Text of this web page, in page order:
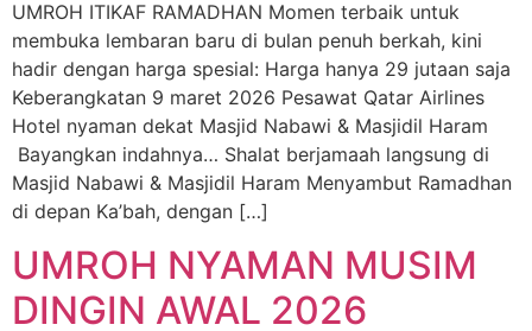
UMROH ITIKAF RAMADHAN Momen terbaik untuk
membuka lembaran baru di bulan penuh berkah, kini
hadir dengan harga spesial: Harga hanya 29 jutaan saja
Keberangkatan 9 maret 2026 Pesawat Qatar Airlines
Hotel nyaman dekat Masjid Nabawi & Masjidil Haram
Bayangkan indahnya… Shalat berjamaah langsung di
Masjid Nabawi & Masjidil Haram Menyambut Ramadhan
di depan Ka’bah, dengan […]
UMROH NYAMAN MUSIM
DINGIN AWAL 2026